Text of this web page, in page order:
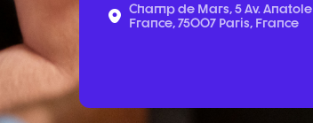
Champ de Mars, 5 Av. Anatole
France, 75007 Paris, France